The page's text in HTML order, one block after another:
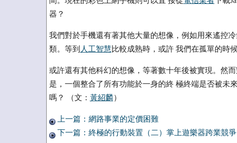
器？
我們對於手機還有著其他大量的想像，例如用來遙控
類。等到 人工智慧比較成熟時，或許 我們在孤單的時
或許還有其他科幻的想像，等著數十年後被實現。然
是，一個整合了所有功能於一身的終 極終端是否被未
嗎？ （文： 黃紹麟）
上一篇：網路事業的定價困難
下一篇：終極的行動裝置（二）掌上遊樂器跨業競爭